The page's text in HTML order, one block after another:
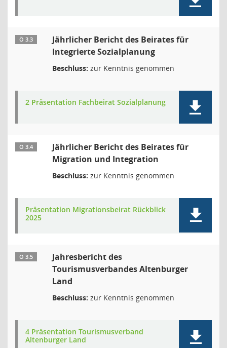
Ö 3.3
Jährlicher Bericht des Beirates für
Integrierte Sozialplanung
Beschluss: zur Kenntnis genommen
2 Präsentation Fachbeirat Sozialplanung
Ö 3.4
Jährlicher Bericht des Beirates für
Migration und Integration
Beschluss: zur Kenntnis genommen
Präsentation Migrationsbeirat Rückblick
2025
Ö 3.5
Jahresbericht des
Tourismusverbandes Altenburger
Land
Beschluss: zur Kenntnis genommen
4 Präsentation Tourismusverband
Altenburger Land